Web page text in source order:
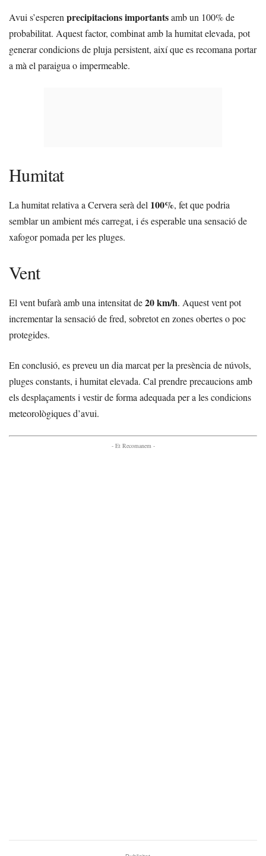
Avui s’esperenprecipitacions importantsamb un 100% de
probabilitat. Aquest factor, combinat amb la humitat elevada, pot
generar condicions de pluja persistent, així que es recomana portar
a mà el paraigua o impermeable.
Humitat
La humitat relativa a Cervera serà del 100%, fet que podria
semblar un ambient més carregat, i és esperable una sensació de
xafogor pomada per les pluges.
Vent
El vent bufarà amb una intensitat de20 km/h. Aquest vent pot
incrementar la sensació de fred, sobretot en zones obertes o poc
protegides.
En conclusió, es preveu un dia marcat per la presència de núvols,
pluges constants, i humitat elevada. Cal prendre precaucions amb
els desplaçaments i vestir de forma adequada per a les condicions
meteorològiques d’avui.
- Et Recomanem -